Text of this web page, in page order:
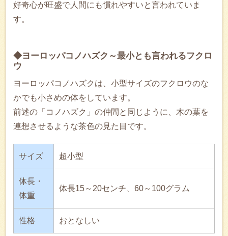
好奇心が旺盛で人間にも慣れやすいと言われていま
す。
◆ヨーロッパコノハズク～最小とも言われるフクロ
ウ
ヨーロッパコノハズクは、小型サイズのフクロウのな
かでも小さめの体をしています。
前述の「コノハズク」の仲間と同じように、木の葉を
連想させるような茶色の見た目です。
サイズ 超小型
体長・
体重
体長15～20センチ、60～100グラム
性格 おとなしい